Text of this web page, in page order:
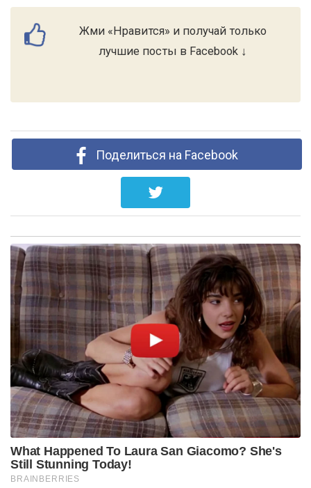
Жми «Нравится» и получай только
лучшие посты в Facebook ↓
Поделиться на Facebook